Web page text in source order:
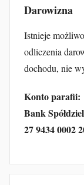
Darowizna
Istnieje
odliczenia
dochodu, nie
Konto parafii:
Bank
27 9434 0002